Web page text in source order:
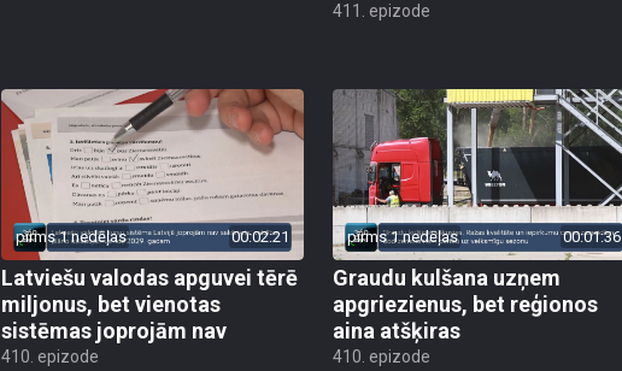
411. epizode
pirms 1 nedēļas 00:02:21
Latviešu valodas apguvei tērē
miljonus, bet vienotas
sistēmas joprojām nav
410. epizode
pirms 1 nedēļas 00:01:36
Graudu kulšana uzņem
apgriezienus, bet reģionos
aina atšķiras
410. epizode